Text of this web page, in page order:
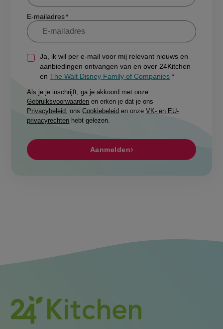
E-mailadres
Ja, ik wil per e-mail voor mij relevant nieuws en
aanbiedingen ontvangen van en over 24Kitchen
enThe Walt Disney Family of Companies
Als je je inschrijft, ga je akkoord met onze
Gebruiksvoorwaarden en erken je dat je ons
Privacybeleid, onsCookiebeleid en onzeVK- en EU-
privacyrechten hebt gelezen.
Aanmelden